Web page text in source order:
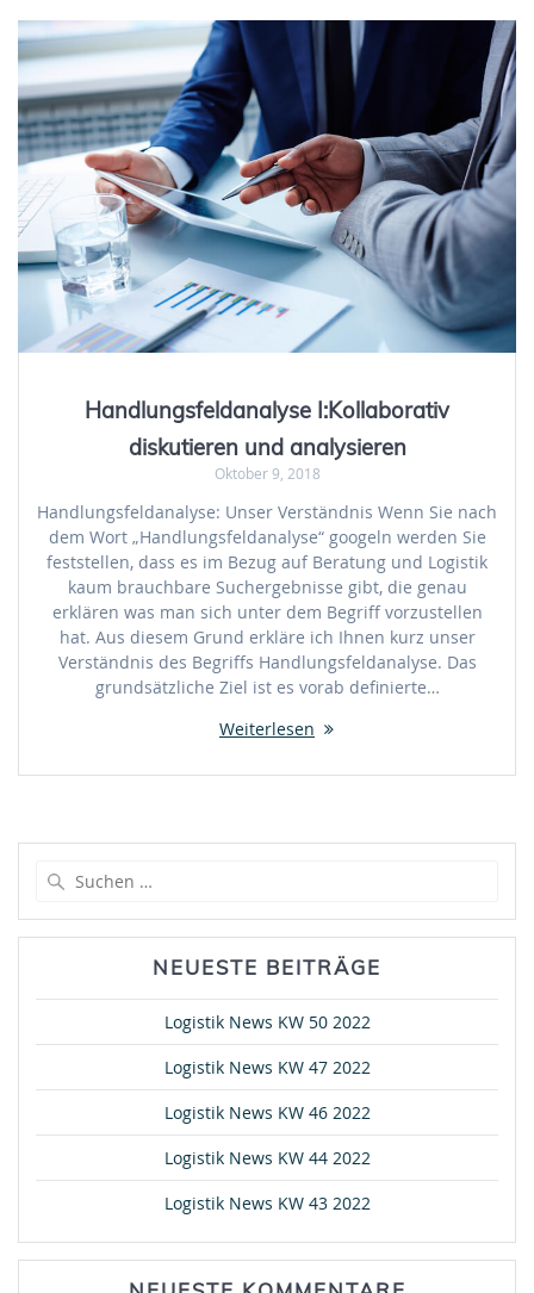
Handlungsfeldanalyse I:Kollaborativ
diskutieren und analysieren
Oktober 9, 2018
Handlungsfeldanalyse: Unser Verständnis Wenn Sie nach
dem Wort „Handlungsfeldanalyse“ googeln werden Sie
feststellen, dass es im Bezug auf Beratung und Logistik
kaum brauchbare Suchergebnisse gibt, die genau
erklären was man sich unter dem Begriff vorzustellen
hat. Aus diesem Grund erkläre ich Ihnen kurz unser
Verständnis des Begriffs Handlungsfeldanalyse. Das
grundsätzliche Ziel ist es vorab definierte…
Weiterlesen
NEUESTE BEITRÄGE
Logistik News KW 50 2022
Logistik News KW 47 2022
Logistik News KW 46 2022
Logistik News KW 44 2022
Logistik News KW 43 2022